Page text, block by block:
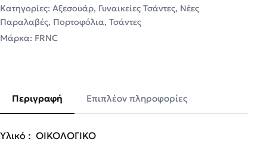
Κατηγορίες: Αξεσουάρ, Γυναικείες Τσάντες, Νέες
Παραλαβές, Πορτοφόλια, Τσάντες
Μάρκα: FRNC
Περιγραφή Επιπλέον πληροφορίες
Υλικό : ΟΙΚΟΛΟΓΙΚΟ